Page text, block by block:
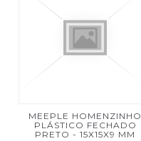
MEEPLE HOMENZINHO
PLÁSTICO FECHADO
PRETO - 15X15X9 MM